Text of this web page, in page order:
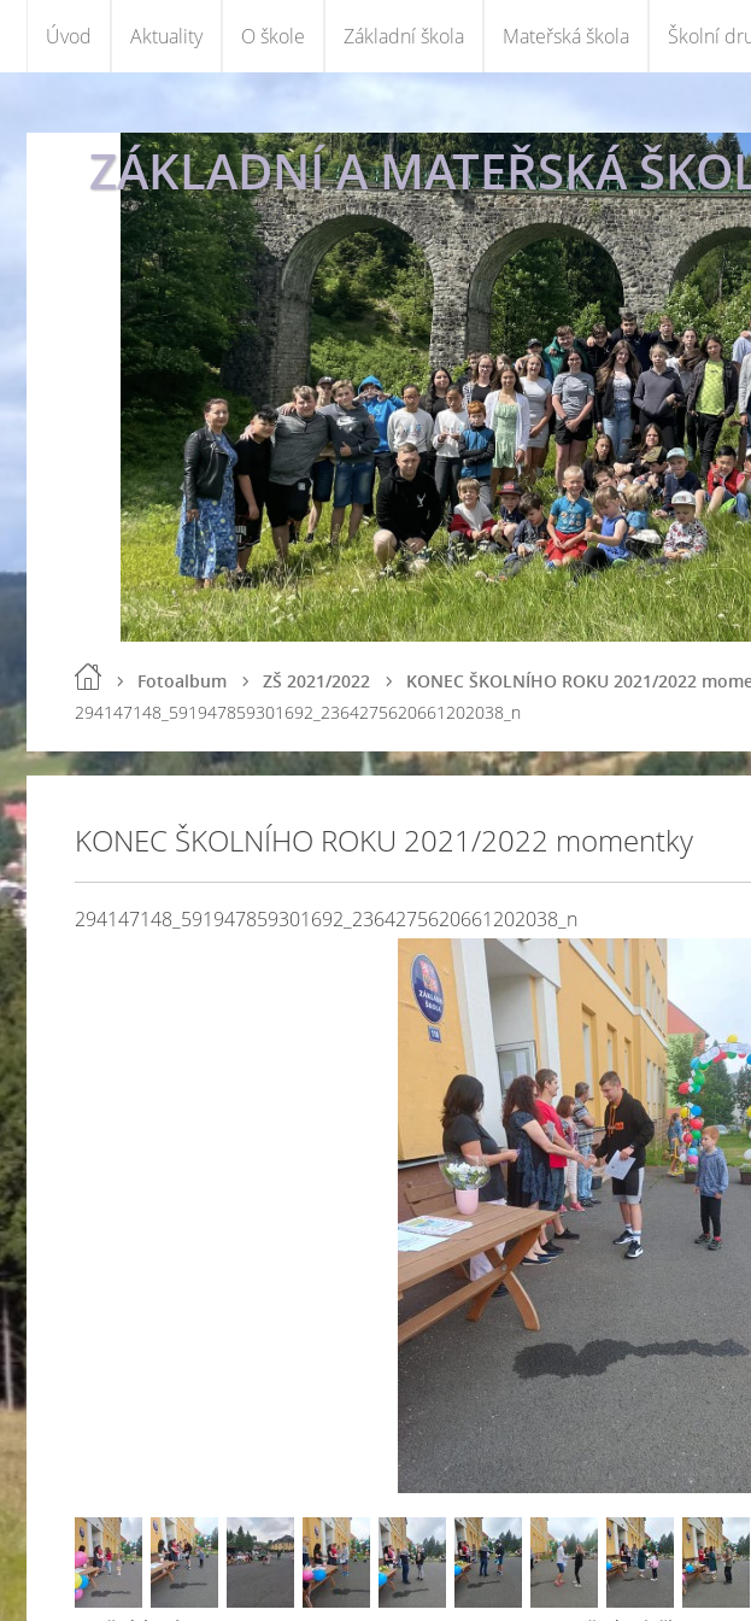
Úvod Aktuality O škole Základní škola Mateřská škola Školní
ZÁKLADNÍ A MATEŘSKÁ
Fotoalbum ZŠ 2021/2022
KONEC ŠKOLNÍHO ROKU 2021/2022
294147148_591947859301692_2364275620661202038_n
KONEC ŠKOLNÍHO ROKU 2021/2022 momentky
294147148_591947859301692_2364275620661202038_n